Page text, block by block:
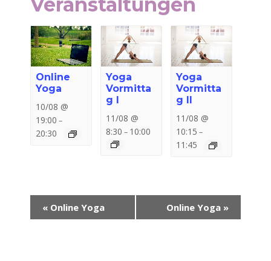
Online
Yoga
10/08 @
19:00 –
20:30
Yoga
Vormitta
g I
11/08 @
8:30 – 10:00
Yoga
Vormitta
g II
11/08 @
10:15 –
11:45
Veranstaltung-
Navigation
« Online Yoga Online Yoga »